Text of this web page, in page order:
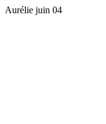
Aurélie juin 04